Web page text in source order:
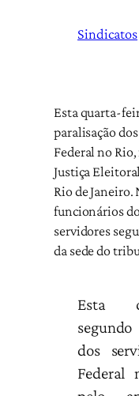
Sindicatos
Esta quarta-
paralisação
Federal no
Justiça
Rio de
funcionários
servidores
da sede do
Esta
dos
Federal